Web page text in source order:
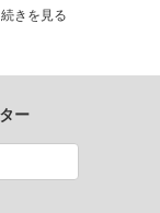
続きを見る
ー